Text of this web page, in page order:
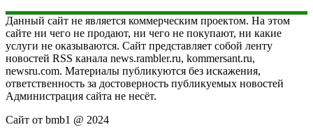
Данный сайт не является коммерческим проектом. На этом
сайте ни чего не продают, ни чего не покупают, ни какие
услуги не оказываются. Сайт представляет собой ленту
новостей RSS канала news.rambler.ru, kommersant.ru,
newsru.com. Материалы публикуются без искажения,
ответственность за достоверность публикуемых новостей
Администрация сайта не несёт.
Сайт от bmb1 @ 2024